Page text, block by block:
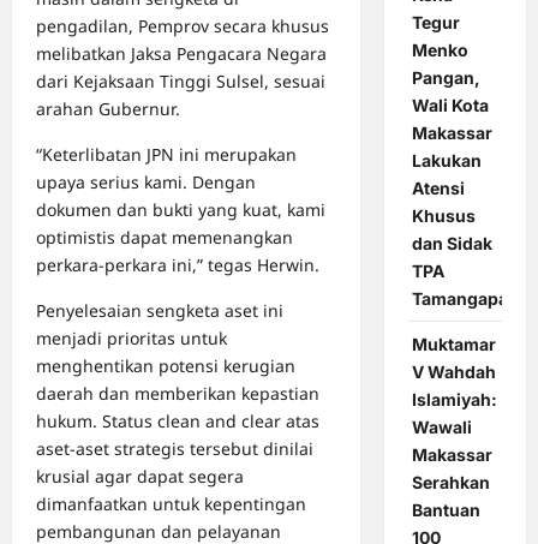
pengadilan, Pemprov secara khusus
melibatkan Jaksa Pengacara Negara
dari Kejaksaan Tinggi Sulsel, sesuai
arahan Gubernur.
“Keterlibatan JPN ini merupakan
upaya serius kami. Dengan
dokumen dan bukti yang kuat, kami
optimistis dapat memenangkan
perkara-perkara ini,” tegas Herwin.
Penyelesaian sengketa aset ini
menjadi prioritas untuk
menghentikan potensi kerugian
daerah dan memberikan kepastian
hukum. Status clean and clear atas
aset-aset strategis tersebut dinilai
krusial agar dapat segera
dimanfaatkan untuk kepentingan
pembangunan dan pelayanan
Tegur
Menko
Pangan,
Wali Kota
Makassar
Lakukan
Atensi
Khusus
dan Sidak
TPA
Tamangapa
Muktamar
V Wahdah
Islamiyah:
Wawali
Makassar
Serahkan
Bantuan
100